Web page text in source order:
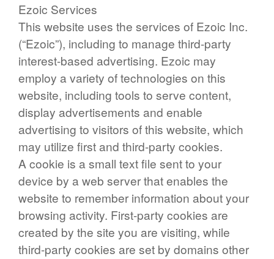
Ezoic Services
This website uses the services of Ezoic Inc.
(“Ezoic”), including to manage third-party
interest-based advertising. Ezoic may
employ a variety of technologies on this
website, including tools to serve content,
display advertisements and enable
advertising to visitors of this website, which
may utilize first and third-party cookies.
A cookie is a small text file sent to your
device by a web server that enables the
website to remember information about your
browsing activity. First-party cookies are
created by the site you are visiting, while
third-party cookies are set by domains other